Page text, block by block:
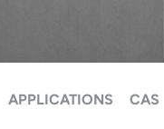
APPLICATIONS CAS